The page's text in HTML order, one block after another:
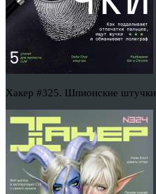
Хакер #325. Шпионские штучки